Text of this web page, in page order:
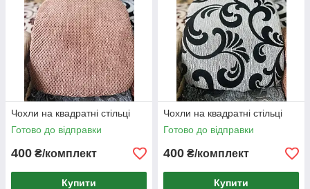
Чохли на квадратні стільці
Готово до відправки
400 ₴/комплект
Купити
Чохли на квадратні стільці
Готово до відправки
400 ₴/комплект
Купити